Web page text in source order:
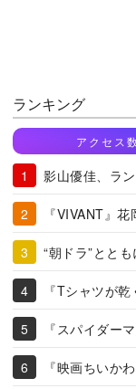
ランキング
アクセス
影山優佳、ラ
『VIVANT』
“朝ドラ”とと
『Tシャツが
『スパイダー
『映画ちいか